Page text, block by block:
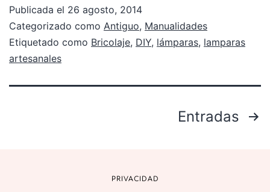
Publicada el 26 agosto, 2014
Categorizado como Antiguo, Manualidades
Etiquetado como Bricolaje, DIY, lámparas, lamparas
artesanales
Entradas
PRIVACIDAD